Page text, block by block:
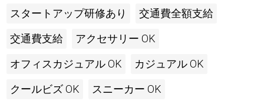
スタートアップ研修あり 交通費全額支給
交通費支給 アクセサリー OK
オフィスカジュアル OK カジュアル OK
クールビズ OK スニーカー OK